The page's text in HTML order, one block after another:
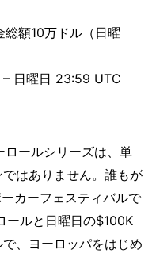
総額10万ドル（日曜
日曜日 23:59 UTC
ロールシリーズは、単
はありません。誰もが
カーフェスティバルで
ールと日曜日の$100K
、ヨーロッパをはじめ